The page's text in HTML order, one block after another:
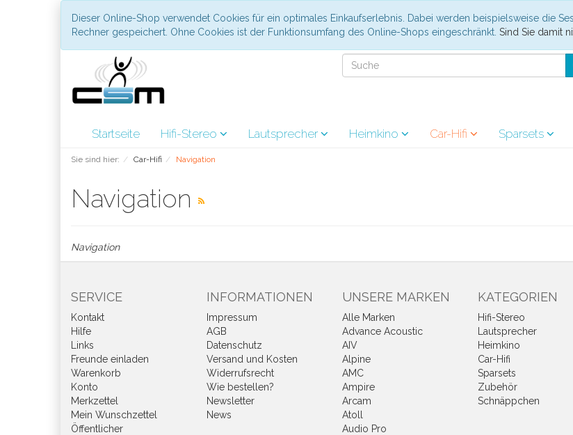
Dieser Online-Shop verwendet Cookies für ein optimales Einkaufserlebnis. Dabei werden beispielsweise die
Rechner gespeichert. Ohne Cookies ist der Funktionsumfang des Online-Shops eingeschränkt. Sind Sie damit
Startseite Hifi-Stereo Lautsprecher Heimkino Car-Hifi Sparsets
Sie sind hier: Car-Hifi Navigation
Navigation
Navigation
SERVICE
Kontakt
Hilfe
Links
Freunde einladen
Warenkorb
Konto
Merkzettel
Mein Wunschzettel
Öffentlicher
INFORMATIONEN
Impressum
AGB
Datenschutz
Versand und Kosten
Widerrufsrecht
Wie bestellen?
Newsletter
News
UNSERE MARKEN
Alle Marken
Advance Acoustic
AIV
Alpine
AMC
Ampire
Arcam
Atoll
Audio Pro
KATEGORIEN
Hifi-Stereo
Lautsprecher
Heimkino
Car-Hifi
Sparsets
Zubehör
Schnäppchen